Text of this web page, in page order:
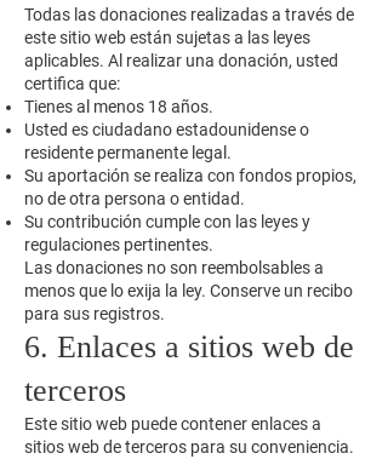
Todas las donaciones realizadas a través de
este sitio web están sujetas a las leyes
aplicables. Al realizar una donación, usted
certifica que:
Tienes al menos 18 años.
Usted es ciudadano estadounidense o
residente permanente legal.
Su aportación se realiza con fondos propios,
no de otra persona o entidad.
Su contribución cumple con las leyes y
regulaciones pertinentes.
Las donaciones no son reembolsables a
menos que lo exija la ley. Conserve un recibo
para sus registros.
6. Enlaces a sitios web de
terceros
Este sitio web puede contener enlaces a
sitios web de terceros para su conveniencia.